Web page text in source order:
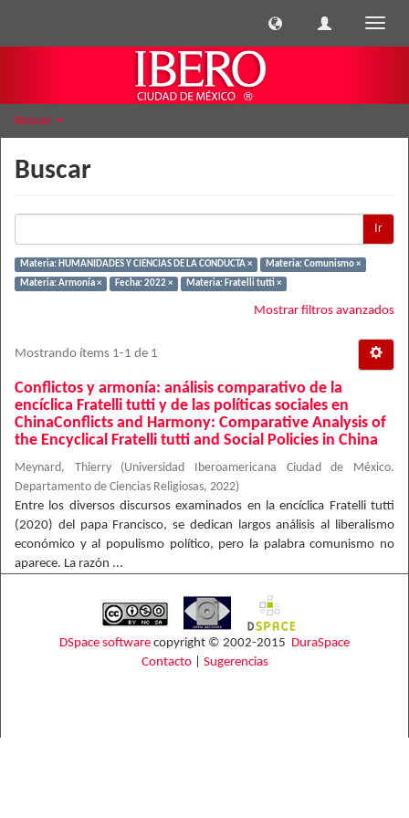
Buscar
Buscar
Ir
Materia: HUMANIDADES Y CIENCIAS DE LA CONDUCTA ×
Materia: Comunismo ×
Materia: Armonía ×
Fecha: 2022 × Materia: Fratelli tutti ×
Mostrar filtros avanzados
Mostrando ítems 1-1 de 1
Conflictos y armonía: análisis comparativo de la
encíclica Fratelli tutti y de las políticas sociales en
ChinaConflicts and Harmony: Comparative Analysis of
the Encyclical Fratelli tutti and Social Policies in China
Meynard, Thierry (Universidad Iberoamericana Ciudad de México.
Departamento de Ciencias Religiosas, 2022)
Entre los diversos discursos examinados en la encíclica Fratelli tutti
(2020) del papa Francisco, se dedican largos análisis al liberalismo
económico y al populismo político, pero la palabra comunismo no
aparece. La razón ...
DSpace software copyright © 2002-2015 DuraSpace
Contacto| Sugerencias